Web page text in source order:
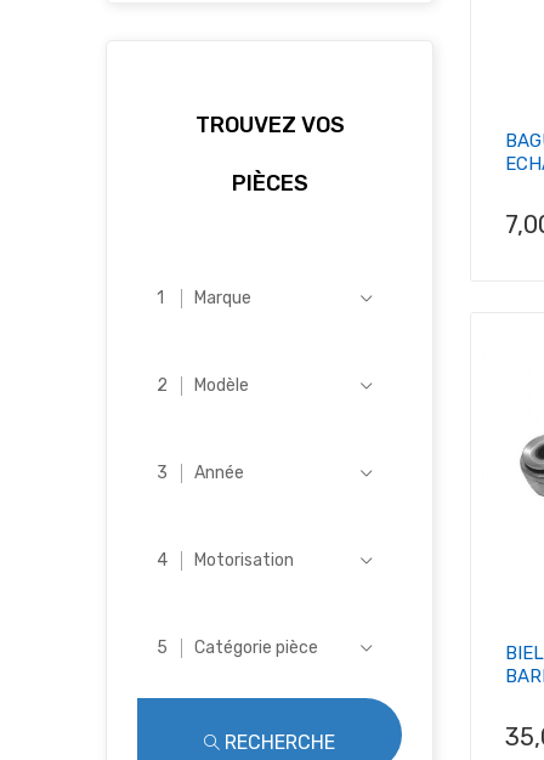
TROUVEZ VOS
PIÈCES
Marque
Modèle
Année
Motorisation
Catégorie pièce
RECHERCHE